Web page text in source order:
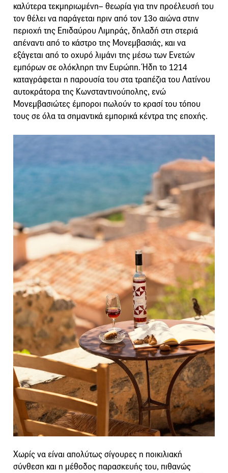
καλύτερα τεκμηριωμένη– θεωρία για την προέλευσή του
τον θέλει να παράγεται πριν από τον 13ο αιώνα στην
περιοχή της Επιδαύρου Λιμηράς, δηλαδή στη στεριά
απέναντι από το κάστρο της Μονεμβασιάς, και να
εξάγεται από το οχυρό λιμάνι της μέσω των Ενετών
εμπόρων σε ολόκληρη την Ευρώπη. Ήδη το 1214
καταγράφεται η παρουσία του στα τραπέζια του Λατίνου
αυτοκράτορα της Κωνσταντινούπολης, ενώ
Μονεμβασιώτες έμποροι πωλούν το κρασί του τόπου
τους σε όλα τα σημαντικά εμπορικά κέντρα της εποχής.
Χωρίς να είναι απολύτως σίγουρες η ποικιλιακή
σύνθεση και η μέθοδος παρασκευής του, πιθανώς